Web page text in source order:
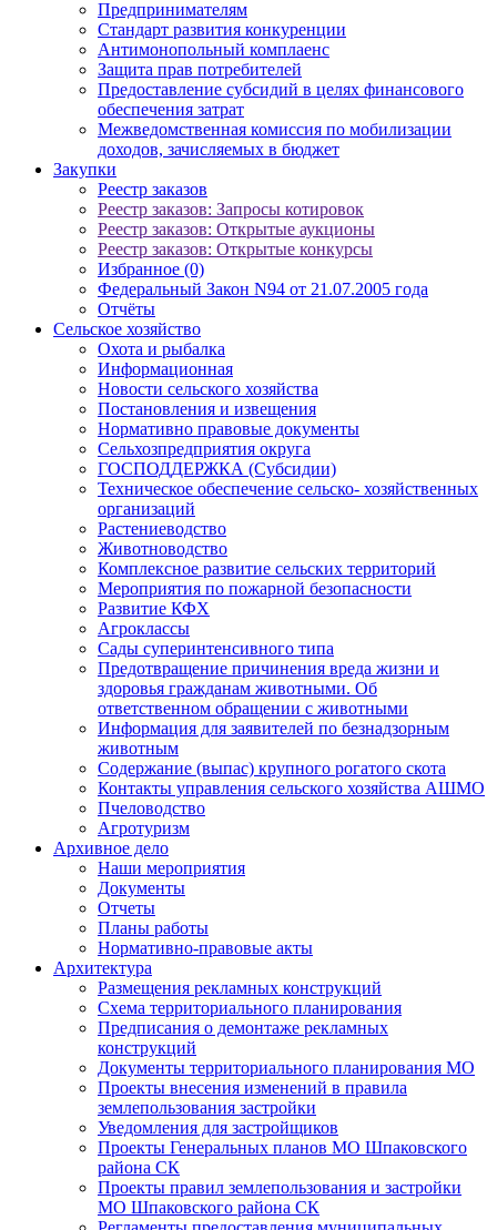
Предпринимателям
Стандарт развития конкуренции
Антимонопольный комплаенс
Защита прав потребителей
Предоставление субсидий в целях финансового
обеспечения затрат
Межведомственная комиссия по мобилизации
доходов, зачисляемых в бюджет
Закупки
Реестр заказов
Реестр заказов: Запросы котировок
Реестр заказов: Открытые аукционы
Реестр заказов: Открытые конкурсы
Избранное (0)
Федеральный Закон N94 от 21.07.2005 года
Отчёты
Сельское хозяйство
Охота и рыбалка
Информационная
Новости сельского хозяйства
Постановления и извещения
Нормативно правовые документы
Сельхозпредприятия округа
ГОСПОДДЕРЖКА (Субсидии)
Техническое обеспечение сельско- хозяйственных
организаций
Растениеводство
Животноводство
Комплексное развитие сельских территорий
Мероприятия по пожарной безопасности
Развитие КФХ
Агроклассы
Сады суперинтенсивного типа
Предотвращение причинения вреда жизни и
здоровья гражданам животными. Об
ответственном обращении с животными
Информация для заявителей по безнадзорным
животным
Содержание (выпас) крупного рогатого скота
Контакты управления сельского хозяйства АШМО
Пчеловодство
Агротуризм
Архивное дело
Наши мероприятия
Документы
Отчеты
Планы работы
Нормативно-правовые акты
Архитектура
Размещения рекламных конструкций
Схема территориального планирования
Предписания о демонтаже рекламных
конструкций
Документы территориального планирования МО
Проекты внесения изменений в правила
землепользования застройки
Уведомления для застройщиков
Проекты Генеральных планов МО Шпаковского
района СК
Проекты правил землепользования и застройки
МО Шпаковского района СК